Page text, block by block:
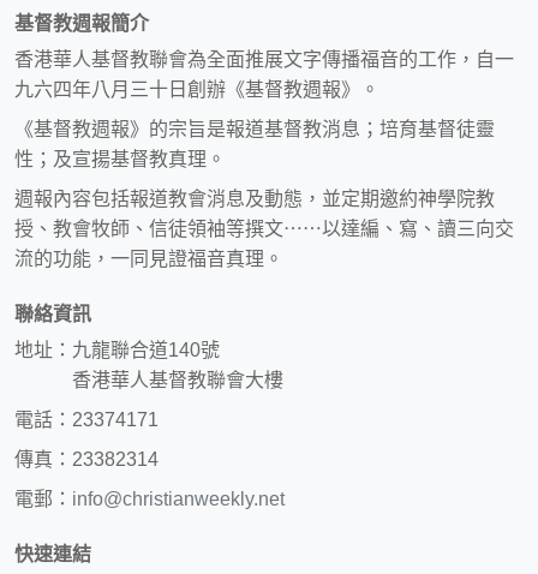
基督教週報簡介
香港華人基督教聯會為全面推展文字傳播福音的工作，自一
九六四年八月三十日創辦《基督教週報》。
《基督教週報》的宗旨是報道基督教消息；培育基督徒靈
性；及宣揚基督教真理。
週報內容包括報道教會消息及動態，並定期邀約神學院教
授、教會牧師、信徒領袖等撰文⋯⋯以達編、寫、讀三向交
流的功能，一同見證福音真理。
聯絡資訊
地址：九龍聯合道140號
香港華人基督教聯會大樓
電話：23374171
傳真：23382314
電郵： info@christianweekly.net
快速連結